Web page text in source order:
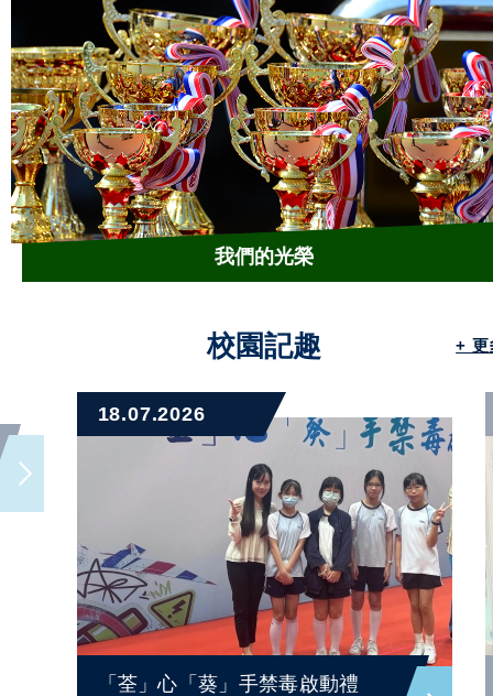
我們的光榮
校園記趣 + 更
18.07.2026
「荃」心「葵」手禁毒啟動禮